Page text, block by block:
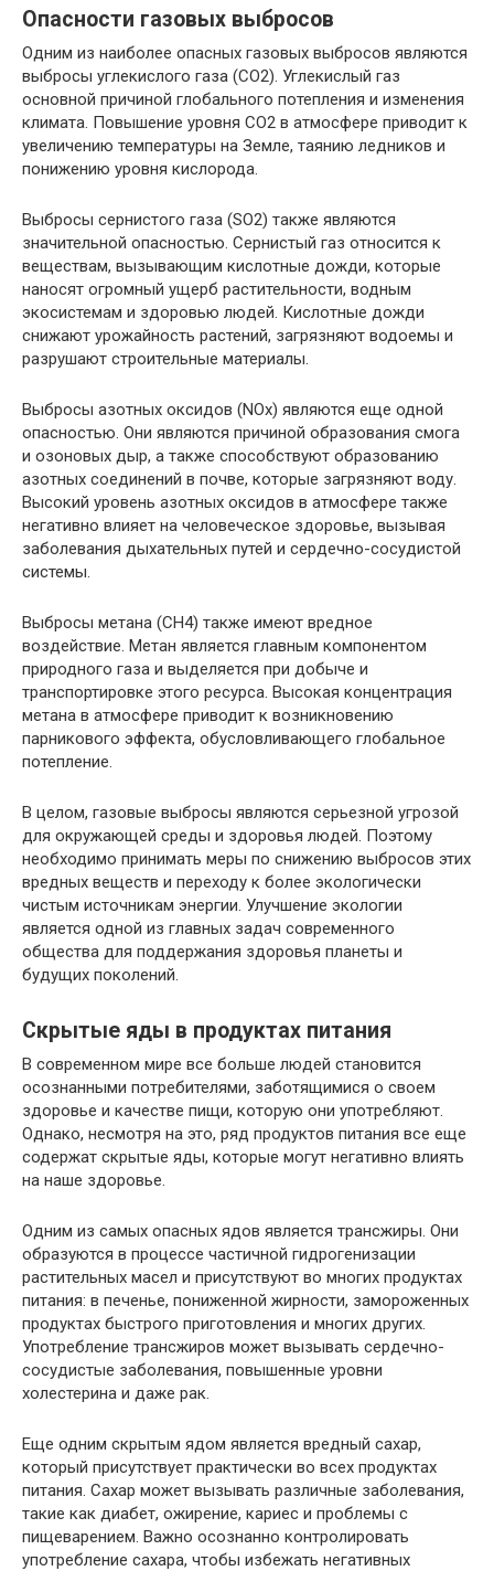
Опасности газовых выбросов
Одним из наиболее опасных газовых выбросов являются
выбросы углекислого газа (CO2). Углекислый газ
основной причиной глобального потепления и изменения
климата. Повышение уровня CO2 в атмосфере приводит к
увеличению температуры на Земле, таянию ледников и
понижению уровня кислорода.
Выбросы сернистого газа (SO2) также являются
значительной опасностью. Сернистый газ относится к
веществам, вызывающим кислотные дожди, которые
наносят огромный ущерб растительности, водным
экосистемам и здоровью людей. Кислотные дожди
снижают урожайность растений, загрязняют водоемы и
разрушают строительные материалы.
Выбросы азотных оксидов (NOx) являются еще одной
опасностью. Они являются причиной образования смога
и озоновых дыр, а также способствуют образованию
азотных соединений в почве, которые загрязняют воду.
Высокий уровень азотных оксидов в атмосфере также
негативно влияет на человеческое здоровье, вызывая
заболевания дыхательных путей и сердечно-сосудистой
системы.
Выбросы метана (CH4) также имеют вредное
воздействие. Метан является главным компонентом
природного газа и выделяется при добыче и
транспортировке этого ресурса. Высокая концентрация
метана в атмосфере приводит к возникновению
парникового эффекта, обусловливающего глобальное
потепление.
В целом, газовые выбросы являются серьезной угрозой
для окружающей среды и здоровья людей. Поэтому
необходимо принимать меры по снижению выбросов этих
вредных веществ и переходу к более экологически
чистым источникам энергии. Улучшение экологии
является одной из главных задач современного
общества для поддержания здоровья планеты и
будущих поколений.
Скрытые яды в продуктах питания
В современном мире все больше людей становится
осознанными потребителями, заботящимися о своем
здоровье и качестве пищи, которую они употребляют.
Однако, несмотря на это, ряд продуктов питания все еще
содержат скрытые яды, которые могут негативно влиять
на наше здоровье.
Одним из самых опасных ядов является трансжиры. Они
образуются в процессе частичной гидрогенизации
растительных масел и присутствуют во многих продуктах
питания: в печенье, пониженной жирности, замороженных
продуктах быстрого приготовления и многих других.
Употребление трансжиров может вызывать сердечно-
сосудистые заболевания, повышенные уровни
холестерина и даже рак.
Еще одним скрытым ядом является вредный сахар,
который присутствует практически во всех продуктах
питания. Сахар может вызывать различные заболевания,
такие как диабет, ожирение, кариес и проблемы с
пищеварением. Важно осознанно контролировать
употребление сахара, чтобы избежать негативных